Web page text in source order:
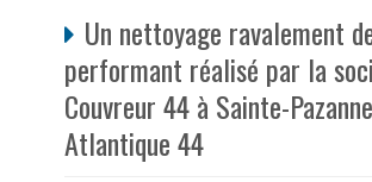
Un nettoyage ravalement
performant réalisé par la
Couvreur 44 à Sainte-
Atlantique 44